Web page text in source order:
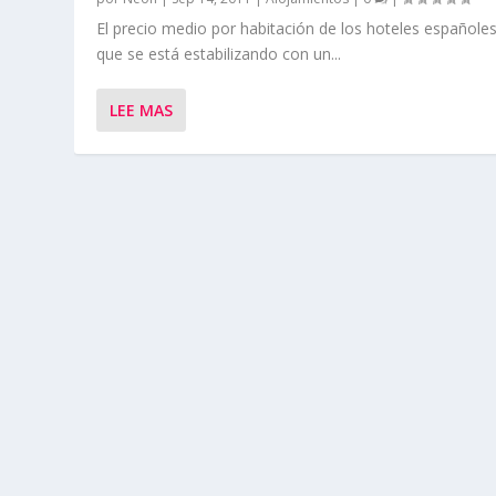
El precio medio por habitación de los hoteles
que se está estabilizando con un...
LEE MAS